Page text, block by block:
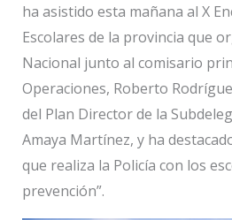
ha asistido esta mañana al X
Escolares de la provincia que
Nacional junto al comisario
Operaciones, Roberto
del Plan Director de la
Amaya Martínez, y ha
que realiza la Policía con los
prevención”.